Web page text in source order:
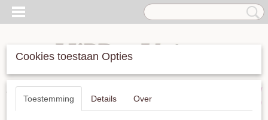
Inloggen Registreren
UW WINKELWAGEN
(0)
Cookies toestaan Opties
Toestemming Details Over